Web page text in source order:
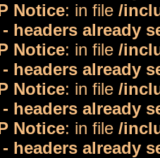
Notice: in file /
headers already
Notice: in file /
headers already
Notice: in file /
headers already
Notice: in file /
headers already